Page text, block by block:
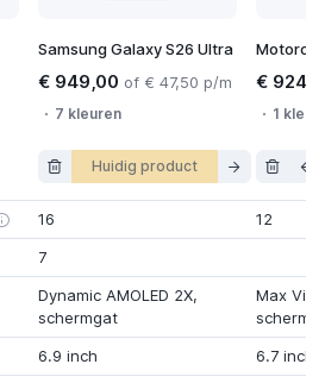
Samsung Galaxy S26 Ultra
€ 949,00 of € 47,50 p/m
7 kleuren
€
1 kleur
Huidig product
16
12
7
Dynamic AMOLED 2X,
schermgat
Max
6.9 inch
6.7 inch